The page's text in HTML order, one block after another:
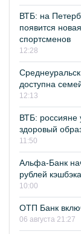
ВТБ: на
появится
спортсменов
12:28
доступна
12:13
ВТБ: россияне
здоровый
11:50
Альфа-Банк
рублей
10:00
ОТП Банк
06 августа 21:27